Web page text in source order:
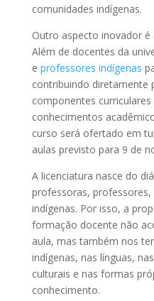
comunidades indígenas.
Outro aspecto inovador
Além de docentes da
e professores indígenas
contribuindo diretamente
componentes
conhecimentos
curso será ofertado em
aulas previsto para 9 de
A licenciatura nasce do
professoras, professores,
indígenas. Por isso, a
formação docente não
aula, mas também nos
indígenas, nas línguas,
culturais e nas formas
conhecimento.